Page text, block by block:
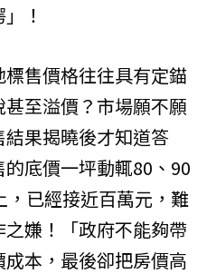
！
售價格往往具有定錨
至溢價？市場願不願
果揭曉後才知道答
底價一坪動輒80、90
已經接近百萬元，難
嫌！「政府不能夠帶
本，最後卻把房價高